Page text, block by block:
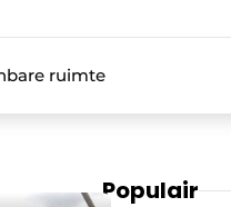
ruimte
Populair